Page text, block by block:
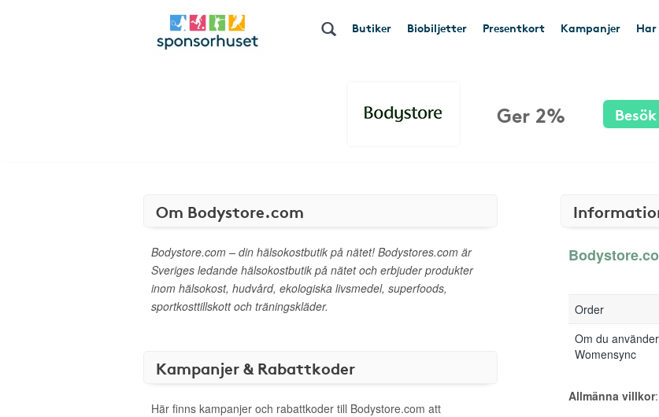
Butiker Biobiljetter Presentkort Kampanjer
Ger 2%
Om Bodystore.com
Bodystore.com – din hälsokostbutik på nätet! Bodystores.com är
Sveriges ledande hälsokostbutik på nätet och erbjuder produkter
inom hälsokost, hudvård, ekologiska livsmedel, superfoods,
sportkosttillskott och träningskläder.
Kampanjer & Rabattkoder
Här finns kampanjer och rabattkoder till Bodystore.com att
Order
Om du
Womensync
Allmänna villkor: